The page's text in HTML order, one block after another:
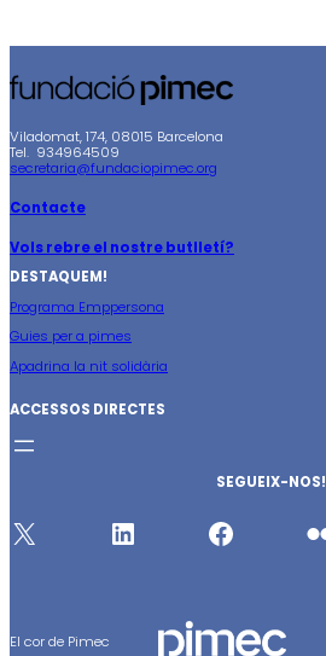
Viladomat, 174, 08015 Barcelona
Tel. 934964509
secretaria@fundaciopimec.org
Contacte
Vols rebre el nostre butlletí?
DESTAQUEM!
Programa Emppersona
Guies per a pimes
Apadrina la nit solidària
ACCESSOS DIRECTES
SEGUEIX-NOS!
X https://www.linkedin.com/company/396573 http://www.facebook.com/pages/PIMEC/104006870655 http://www.flickr.com/photos/pimec
El cor de Pimec